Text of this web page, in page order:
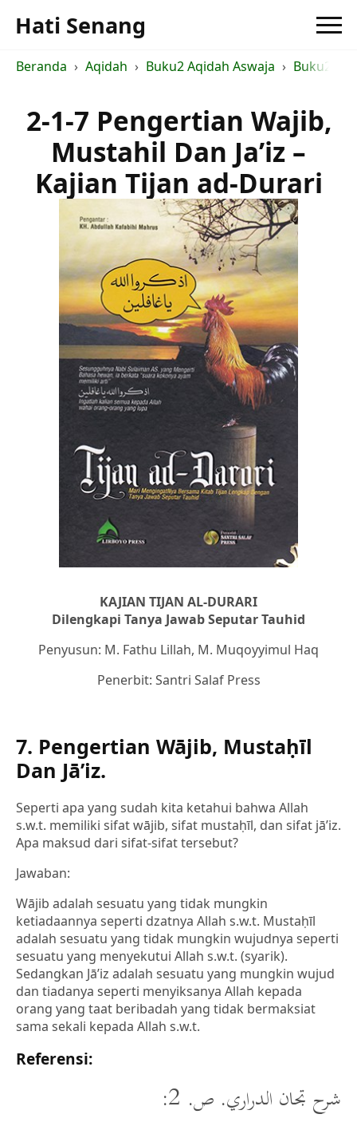
Hati Senang
Beranda Aqidah Buku2 Aqidah Aswaja Buku2
2-1-7 Pengertian Wajib,
Mustahil Dan Ja’iz –
Kajian Tijan ad-Durari
KAJIAN TIJAN AL-DURARI
Dilengkapi Tanya Jawab Seputar Tauhid
Penyusun: M. Fathu Lillah, M. Muqoyyimul Haq
Penerbit: Santri Salaf Press
7. Pengertian Wājib, Mustaḥīl
Dan Jā’iz.
Seperti apa yang sudah kita ketahui bahwa Allah
s.w.t. memiliki sifat wājib, sifat mustaḥīl, dan sifat jā’iz.
Apa maksud dari sifat-sifat tersebut?
Jawaban:
Wājib adalah sesuatu yang tidak mungkin
ketiadaannya seperti dzatnya Allah s.w.t. Mustaḥīl
adalah sesuatu yang tidak mungkin wujudnya seperti
sesuatu yang menyekutui Allah s.w.t. (syarik).
Sedangkan Jā’iz adalah sesuatu yang mungkin wujud
dan tiadanya seperti menyiksanya Allah kepada
orang yang taat beribadah yang tidak bermaksiat
sama sekali kepada Allah s.w.t.
Referensi:
شرح تجان الدراري. ص. 2: